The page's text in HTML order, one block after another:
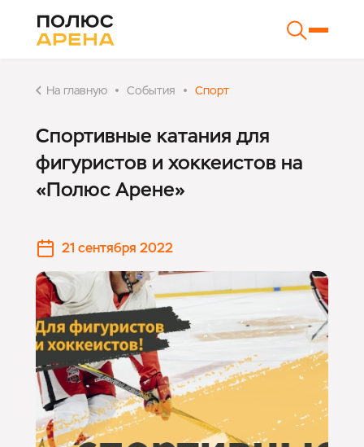
На главную События Спорт
Спортивные катания для
фигуристов и хоккеистов на
«Полюс Арене»
21 сентября 2022